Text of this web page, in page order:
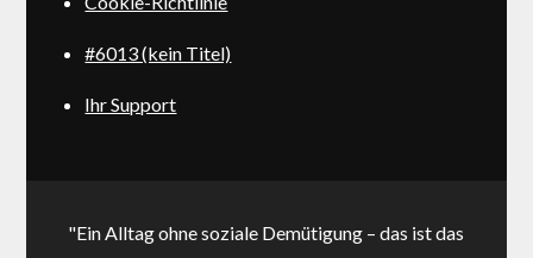
#6013 (kein Titel)
Ihr Support
"Ein Alltag ohne soziale Demütigung – das ist das